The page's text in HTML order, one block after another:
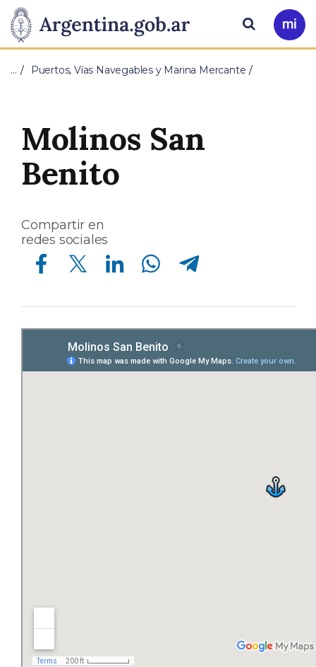
Presidencia
de
Nación
Pasar al contenido principal
Ir
a
Buscar
… Puertos, Vías Navegables y Marina Mercante
Molinos San
Benito
Compartir en
redes sociales
Compartir en Facebook Compartir en Twitter Compartir en Linkedin Compartir en Whatsapp Compartir en Telegram